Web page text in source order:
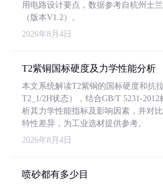
用电路设计要点，数据参考自杭州士
（版本V1.2）。
2026年8月4日
T2紫铜国标硬度及力学性能分析
本文系统解读T2紫铜的国标硬度和抗
T2_1/2H状态），结合GB/T 5231-
析其力学性能指标及影响因素，并对
特性差异，为工业选材提供参考。
2026年8月4日
喷砂都有多少目